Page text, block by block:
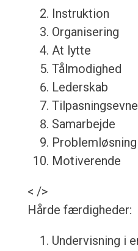
Instruktion
Organisering
At lytte
Tålmodighed
Lederskab
Tilpasningsevne
Samarbejde
Problemløsning
Motiverende
< />
Hårde færdigheder:
Undervisning i